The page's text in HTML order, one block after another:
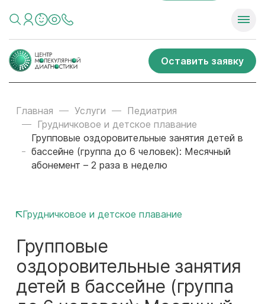
Оставить заявку
Главная Услуги
Педиатрия
Грудничковое и детское плавание
Групповые оздоровительные занятия детей в
бассейне (группа до 6 человек): Месячный
абонемент – 2 раза в неделю
Грудничковое и детское плавание
Групповые
оздоровительные занятия
детей в бассейне (группа